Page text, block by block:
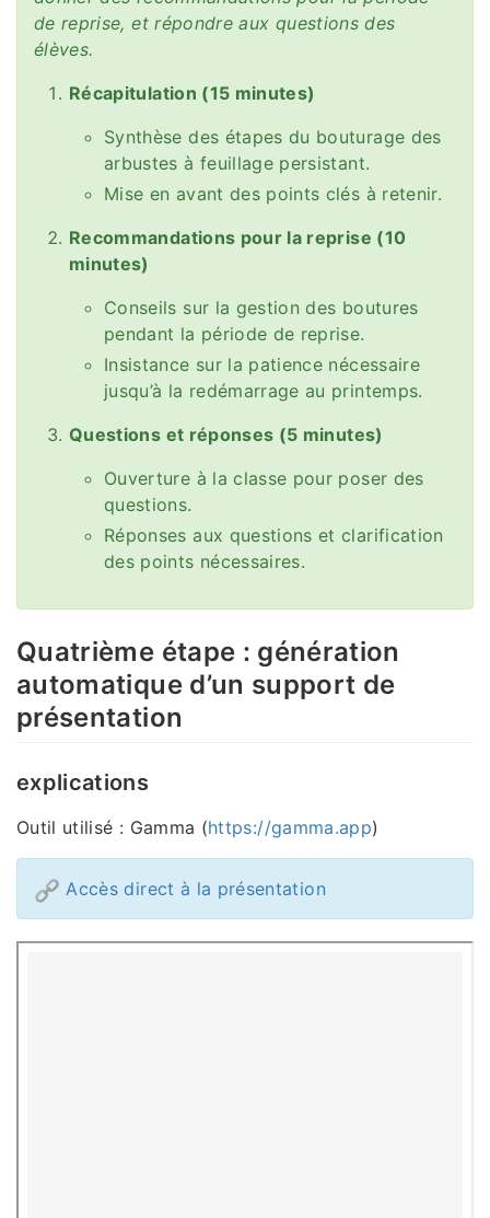
de reprise, et répondre aux questions des
élèves.
Récapitulation (15 minutes)
Synthèse des étapes du bouturage des
arbustes à feuillage persistant.
Mise en avant des points clés à retenir.
Recommandations pour la reprise (10
minutes)
Conseils sur la gestion des boutures
pendant la période de reprise.
Insistance sur la patience nécessaire
jusqu’à la redémarrage au printemps.
Questions et réponses (5 minutes)
Ouverture à la classe pour poser des
questions.
Réponses aux questions et clarification
des points nécessaires.
Quatrième étape : génération
automatique d’un support de
présentation
explications
Outil utilisé : Gamma (https://gamma.app)
Accès direct à la présentation